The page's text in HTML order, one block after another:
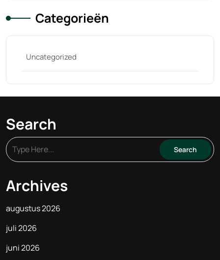
Categorieën
Uncategorized
Search
Archives
augustus 2026
juli 2026
juni 2026